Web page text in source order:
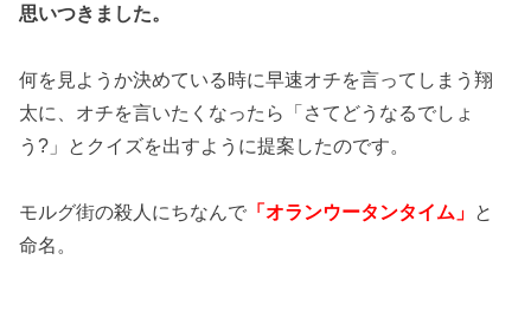
思いつきました。
何を見ようか決めている時に早速オチを言ってしまう翔
太に、オチを言いたくなったら「さてどうなるでしょ
う?」とクイズを出すように提案したのです。
モルグ街の殺人にちなんで 「オランウータンタイム」 と
命名。